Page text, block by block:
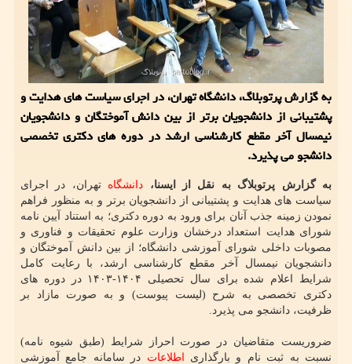
به گزارش پرتوبلاگ، دانشگاه تهران، در اجرای سیاست های هدایت و
پشتیبانی از دانشجویان برتر از بین دانش آموختگان و دانشجویان
نیمسال آخر مقطع کارشناسی ارشد در دوره های دکتری تخصصی
دانشجو می پذیرد.
به گزارش پرتوبلاگ به نقل از ایسنا، دانشگاه تهران، در اجرای
سیاست های هدایت و پشتیبانی از دانشجویان برتر و به منظور فراهم
نمودن زمینه جذب آنان برای ورود به دوره دکتری؛ به استناد آیین نامه
شورای هدایت استعداد درخشان وزارت علوم تحقیقات و فناوری و
مصوبات داخلی شورای آموزشی دانشگاه؛ از بین دانش آموختگان و
دانشجویان نیمسال آخر مقطع کارشناسی ارشد، با رعایت کامل
شرایط اعلام شده برای سال تحصیلی ۱۴۰۴-۱۴۰۳ در دوره های
دکتری تخصصی به شرح (لیست پیوست) و به صورت مازاد بر
ظرفیت، دانشجو می پذیرد.
ضروریست متقاضیان در صورت احراز شرایط (طبق شیوه نامه)
نسبت به ثبت نام و بارگذاری
اطلاعات در سامانه جامع آموزشی